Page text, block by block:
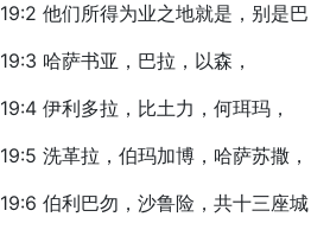
19:2 他们所得为业之地就是，别是
19:3 哈萨书亚，巴拉，以森，
19:4 伊利多拉，比土力，何珥玛，
19:5 洗革拉，伯玛加博，哈萨苏撒，
19:6 伯利巴勿，沙鲁险，共十三座城